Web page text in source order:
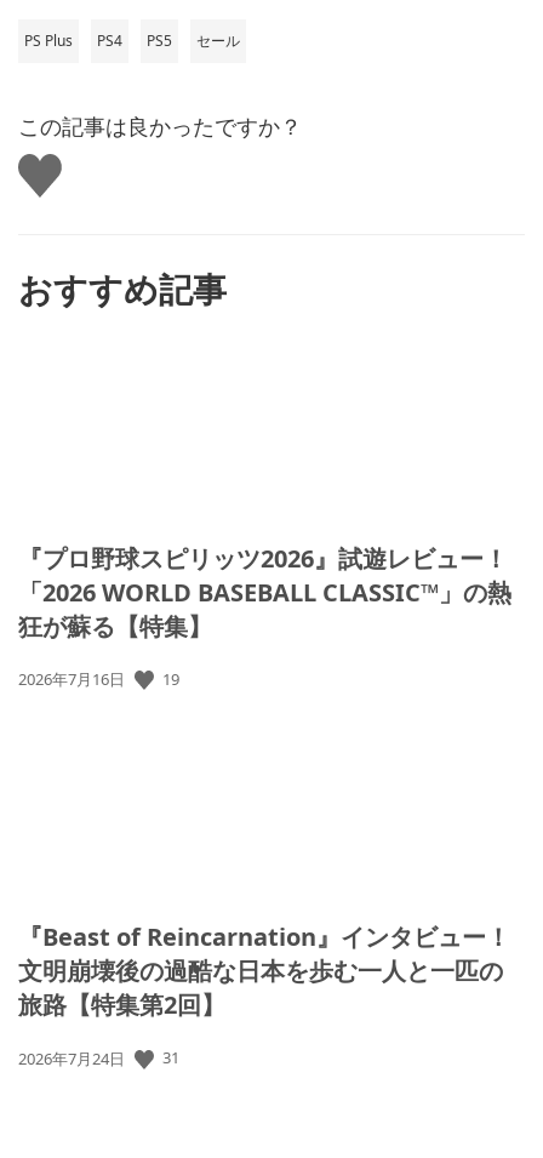
PS Plus PS4 PS5 セール
この記事は良かったですか？
い
い
おすすめ記事
『プロ野球スピリッツ2026』試遊レビュー！
「2026 WORLD BASEBALL CLASSIC™」の熱
狂が蘇る【特集】
公
2026年7月16日 19
『Beast of Reincarnation』インタビュー！
文明崩壊後の過酷な日本を歩む一人と一匹の
旅路【特集第2回】
公
2026年7月24日 31